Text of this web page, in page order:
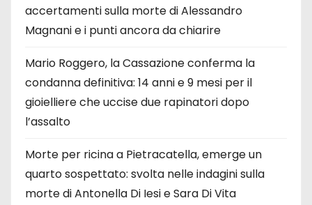
accertamenti sulla morte di Alessandro
Magnani e i punti ancora da chiarire
Mario Roggero, la Cassazione conferma la
condanna definitiva: 14 anni e 9 mesi per il
gioielliere che uccise due rapinatori dopo
l’assalto
Morte per ricina a Pietracatella, emerge un
quarto sospettato: svolta nelle indagini sulla
morte di Antonella Di Iesi e Sara Di Vita